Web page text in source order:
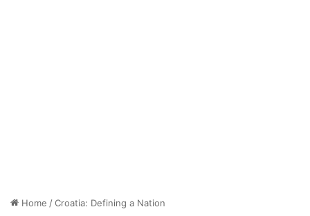
Home /Croatia: Defining a Nation